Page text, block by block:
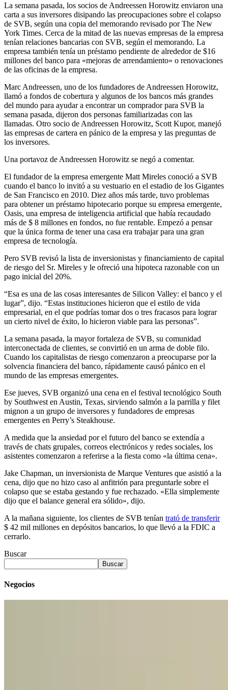
La semana pasada, los socios de Andreessen Horowitz enviaron una
carta a sus inversores disipando las preocupaciones sobre el colapso
de SVB, según una copia del memorando revisado por The New
York Times. Cerca de la mitad de las nuevas empresas de la empresa
tenían relaciones bancarias con SVB, según el memorando. La
empresa también tenía un préstamo pendiente de alrededor de $16
millones del banco para «mejoras de arrendamiento» o renovaciones
de las oficinas de la empresa.
Marc Andreessen, uno de los fundadores de Andreessen Horowitz,
llamó a fondos de cobertura y algunos de los bancos más grandes
del mundo para ayudar a encontrar un comprador para SVB la
semana pasada, dijeron dos personas familiarizadas con las
llamadas. Otro socio de Andreessen Horowitz, Scott Kupor, manejó
las empresas de cartera en pánico de la empresa y las preguntas de
los inversores.
Una portavoz de Andreessen Horowitz se negó a comentar.
El fundador de la empresa emergente Matt Mireles conoció a SVB
cuando el banco lo invitó a su vestuario en el estadio de los Gigantes
de San Francisco en 2010. Diez años más tarde, tuvo problemas
para obtener un préstamo hipotecario porque su empresa emergente,
Oasis, una empresa de inteligencia artificial que había recaudado
más de $ 8 millones en fondos, no fue rentable. Empezó a pensar
que la única forma de tener una casa era trabajar para una gran
empresa de tecnología.
Pero SVB revisó la lista de inversionistas y financiamiento de capital
de riesgo del Sr. Mireles y le ofreció una hipoteca razonable con un
pago inicial del 20%.
“Esa es una de las cosas interesantes de Silicon Valley: el banco y el
lugar”, dijo. “Estas instituciones hicieron que el estilo de vida
empresarial, en el que podrías tomar dos o tres fracasos para lograr
un cierto nivel de éxito, lo hicieron viable para las personas”.
La semana pasada, la mayor fortaleza de SVB, su comunidad
interconectada de clientes, se convirtió en un arma de doble filo.
Cuando los capitalistas de riesgo comenzaron a preocuparse por la
solvencia financiera del banco, rápidamente causó pánico en el
mundo de las empresas emergentes.
Ese jueves, SVB organizó una cena en el festival tecnológico South
by Southwest en Austin, Texas, sirviendo salmón a la parrilla y filet
mignon a un grupo de inversores y fundadores de empresas
emergentes en Perry’s Steakhouse.
A medida que la ansiedad por el futuro del banco se extendía a
través de chats grupales, correos electrónicos y redes sociales, los
asistentes comenzaron a referirse a la fiesta como «la última cena».
Jake Chapman, un inversionista de Marque Ventures que asistió a la
cena, dijo que no hizo caso al anfitrión para preguntarle sobre el
colapso que se estaba gestando y fue rechazado. «Ella simplemente
dijo que el balance general era sólido», dijo.
A la mañana siguiente, los clientes de SVB tenían trató de transferir
$ 42 mil millones en depósitos bancarios, lo que llevó a la FDIC a
cerrarlo.
Buscar
Buscar
Negocios